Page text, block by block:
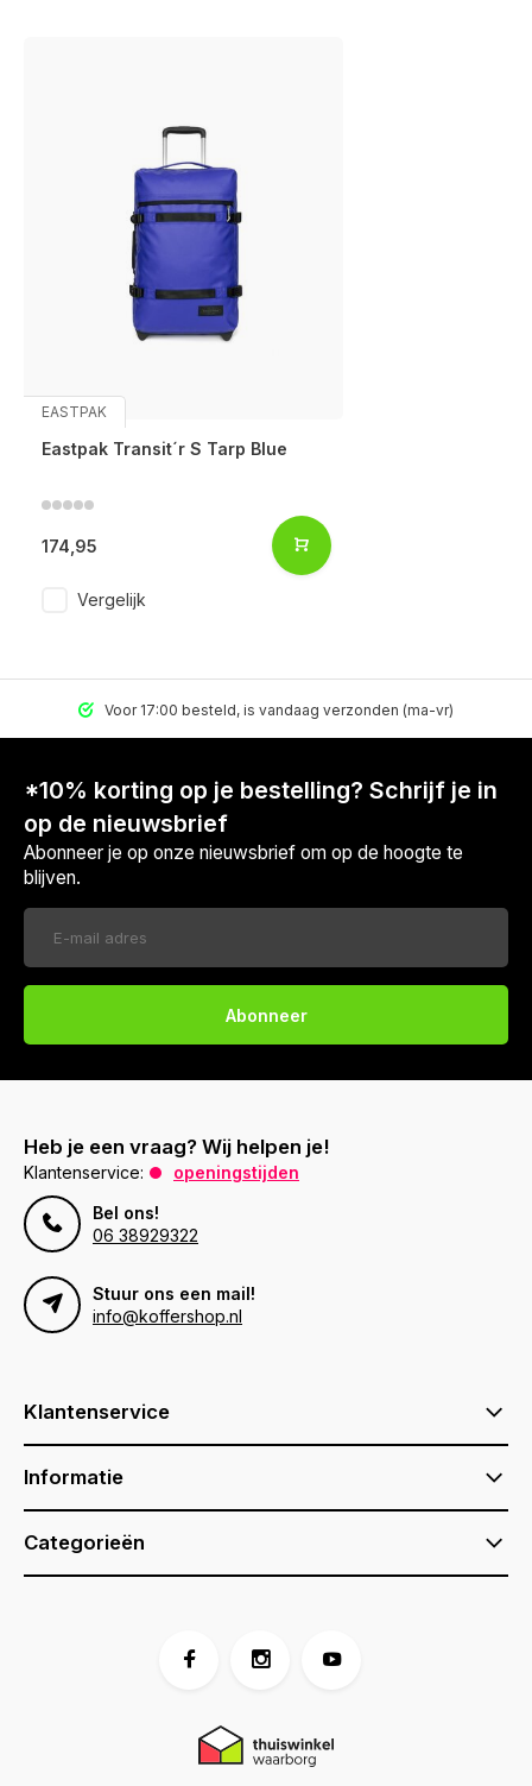
EASTPAK
Eastpak Transit´r S Tarp Blue
174,95
Vergelijk
Voor 17:00 besteld, is vandaag verzonden (ma-vr)
*10% korting op je bestelling? Schrijf je in
op de nieuwsbrief
Abonneer je op onze nieuwsbrief om op de hoogte te
blijven.
Abonneer
Heb je een vraag? Wij helpen je!
Klantenservice:
openingstijden
Bel ons!
06 38929322
Stuur ons een mail!
info@koffershop.nl
Klantenservice
Informatie
Categorieën